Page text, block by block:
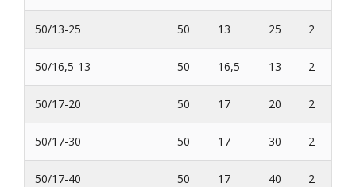
50/13-25 50 13 25 2
50/16,5-13 50 16,5 13 2
50/17-20 50 17 20 2
50/17-30 50 17 30 2
50/17-40 50 17 40 2